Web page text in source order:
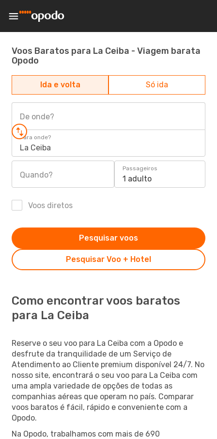
Voos Baratos para La Ceiba - Viagem barata
Opodo
Ida e volta Só ida
De onde?
Para onde?
La Ceiba
Quando?
Passageiros
1 adulto
Voos diretos
Pesquisar Voo + Hotel
Pesquisar voos
Como encontrar voos baratos
para La Ceiba
Reserve o seu voo para La Ceiba com a Opodo e
desfrute da tranquilidade de um Serviço de
Atendimento ao Cliente premium disponível 24/7. No
nosso site, encontrará o seu voo para La Ceiba com
uma ampla variedade de opções de todas as
companhias aéreas que operam no país. Comparar
voos baratos é fácil, rápido e conveniente com a
Opodo.
Na Opodo, trabalhamos com mais de 690